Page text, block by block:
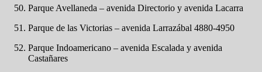
Parque Avellaneda – avenida Directorio y avenida Lacarra
Parque de las Victorias – avenida Larrazábal 4880-4950
Parque Indoamericano – avenida Escalada y avenida
Castañares